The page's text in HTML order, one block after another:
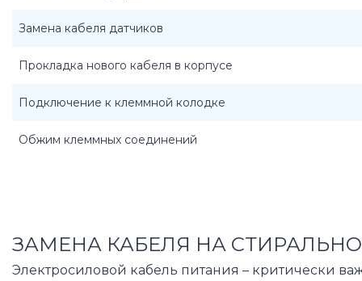
Замена кабеля датчиков
Прокладка нового кабеля в корпусе
Подключение к клеммной колодке
Обжим клеммных соединений
ЗАМЕНА КАБЕЛЯ НА
Электросиловой кабель питания – критически